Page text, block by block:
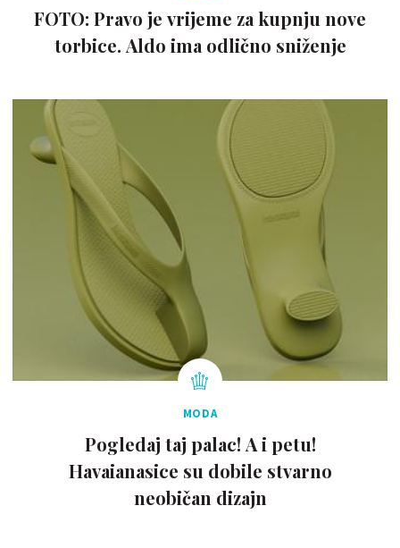
FOTO: Pravo je vrijeme za kupnju nove
torbice. Aldo ima odlično sniženje
MODA
Pogledaj taj palac! A i petu!
Havaianasice su dobile stvarno
neobičan dizajn